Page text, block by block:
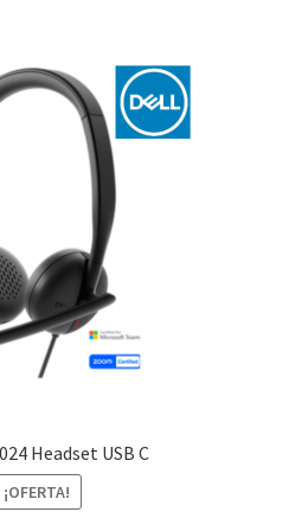
Headset USB C
¡OFERTA!